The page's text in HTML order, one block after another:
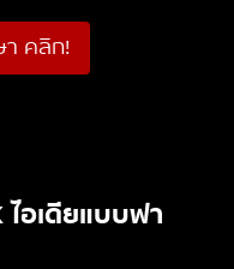
า คลิก!
ไอเดียแบบฟา